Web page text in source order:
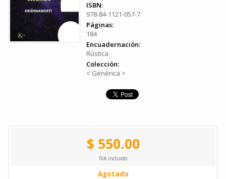
ISBN:
978-84-1121-057-7
Páginas:
184
Encuadernación:
Rústica
Colección:
< Genérica >
$ 550.00
IVA incluido
Agotado